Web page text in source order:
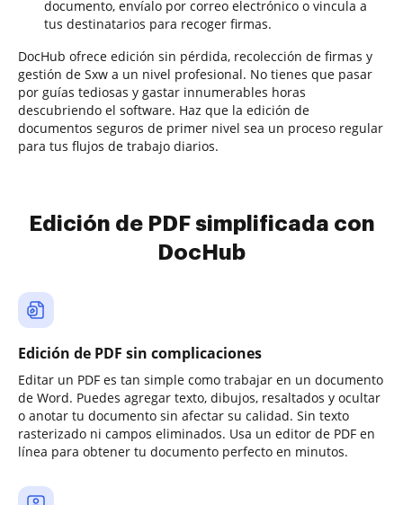
documento, envíalo por correo electrónico o vincula a
tus destinatarios para recoger firmas.
DocHub ofrece edición sin pérdida, recolección de firmas y
gestión de Sxw a un nivel profesional. No tienes que pasar
por guías tediosas y gastar innumerables horas
descubriendo el software. Haz que la edición de
documentos seguros de primer nivel sea un proceso regular
para tus flujos de trabajo diarios.
Edición de PDF simplificada con
DocHub
Edición de PDF sin complicaciones
Editar un PDF es tan simple como trabajar en un documento
de Word. Puedes agregar texto, dibujos, resaltados y ocultar
o anotar tu documento sin afectar su calidad. Sin texto
rasterizado ni campos eliminados. Usa un editor de PDF en
línea para obtener tu documento perfecto en minutos.